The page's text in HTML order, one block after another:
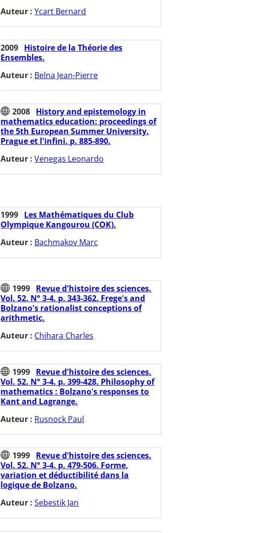
Auteur :Ycart Bernard
2009 Histoire de la Théorie des
Ensembles.
Auteur : Belna Jean-Pierre
2008 History and epistemology in
mathematics education: proceedings of
the 5th European Summer University.
Prague et l'infini. p. 885-890.
Auteur :Venegas Leonardo
1999 Les Mathématiques du Club
Olympique Kangourou (COK).
Auteur : Bachmakov Marc
1999 Revue d'histoire des sciences.
Vol. 52. N° 3-4. p. 343-362. Frege's and
Bolzano's rationalist conceptions of
arithmetic.
Auteur : Chihara Charles
1999 Revue d'histoire des sciences.
Vol. 52. N° 3-4. p. 399-428. Philosophy of
mathematics : Bolzano's responses to
Kant and Lagrange.
Auteur : Rusnock Paul
1999 Revue d'histoire des sciences.
Vol. 52. N° 3-4. p. 479-506. Forme,
variation et déductibilité dans la
logique de Bolzano.
Auteur :Sebestik Jan